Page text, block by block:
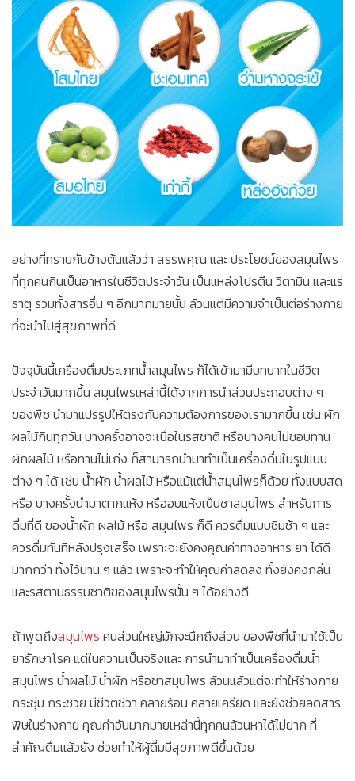
อย่างที่ทราบกันข้างต้นแล้วว่า สรรพคุณ และ ประโยชน์ของสมุนไพร
ที่ทุกคนกินเป็นอาหารในชีวิตประจำวัน เป็นแหล่งโปรตีน วิตามิน และแร่
ธาตุ รวมทั้งสารอื่น ๆ อีกมากมายนั้น ล้วนแต่มีความจำเป็นต่อร่างกาย
ที่จะนำไปสู่สุขภาพที่ดี
ปัจจุบันนี้เครื่องดื่มประเภทน้ำสมุนไพร ก็ได้เข้ามามีบทบาทในชีวิต
ประจำวันมากขึ้น สมุนไพรเหล่านี้ได้จากการนำส่วนประกอบต่าง ๆ
ของพืช นำมาแปรรูปให้ตรงกับความต้องการของเรามากขึ้น เช่น ผัก
ผลไม้กินทุกวัน บางครั้งอาจจะเบื่อในรสชาติ หรือบางคนไม่ชอบทาน
ผักผลไม้ หรือทานไม่เก่ง ก็สามารถนำมาทำเป็นเครื่องดื่มในรูปแบบ
ต่าง ๆ ได้ เช่น น้ำผัก น้ำผลไม้ หรือแม้แต่น้ำสมุนไพรก็ด้วย ทั้งแบบสด
หรือ บางครั้งนำมาตากแห้ง หรืออบแห้งเป็นชาสมุนไพร สำหรับการ
ดื่มที่ดี ของน้ำผัก ผลไม้ หรือ สมุนไพร ก็ดี ควรดื่มแบบชิมช้า ๆ และ
ควรดื่มทันทีหลังปรุงเสร็จ เพราะจะยังคงคุณค่าทางอาหาร ยา ได้ดี
มากกว่า ทิ้งไว้นาน ๆ แล้ว เพราะจะทำให้คุณค่าลดลง ทั้งยังคงกลิ่น
และรสตามธรรมชาติของสมุนไพรนั้น ๆ ได้อย่างดี
ถ้าพูดถึงสมุนไพร คนส่วนใหญ่มักจะนึกถึงส่วน ของพืชที่นำมาใช้เป็น
ยารักษาโรค แต่ในความเป็นจริงและ การนำมาทำเป็นเครื่องดื่มน้ำ
สมุนไพร น้ำผลไม้ น้ำผัก หรือชาสมุนไพร ล้วนแล้วแต่จะทำให้ร่างกาย
กระชุ่ม กระชวย มีชีวิตชีวา คลายร้อน คลายเครียด และยังช่วยลดสาร
พิษในร่างกาย คุณค่าอันมากมายเหล่านี้ทุกคนล้วนหาได้ไม่ยาก ที่
สำคัญดื่มแล้วยัง ช่วยทำให้ผู้ดื่มมีสุขภาพดีขึ้นด้วย